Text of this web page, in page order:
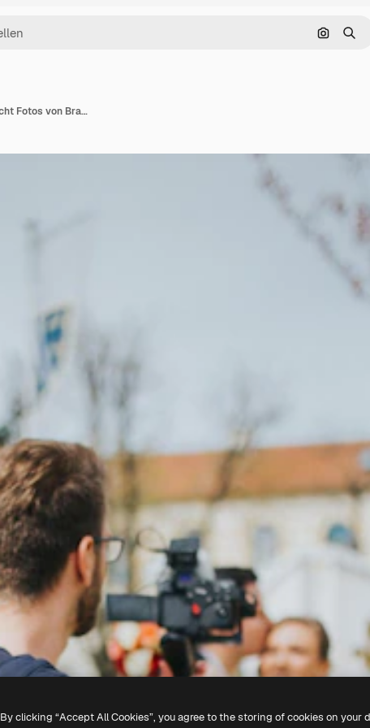
Nach
Eine flache Fokusaufnahme eines Hochzeitsfotografen macht Fotos von Braut und Bräutigam
By clicking “Accept All Cookies”, you agree to the storing of cookies on your